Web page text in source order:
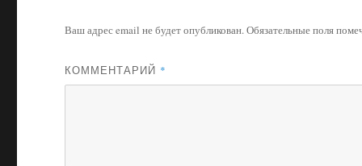
Ваш адрес email не будет опубликован.Обязательные поля
КОММЕНТАРИЙ *